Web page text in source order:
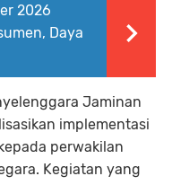
2026
Daya
Jaminan
implementasi
perwakilan
Kegiatan yang